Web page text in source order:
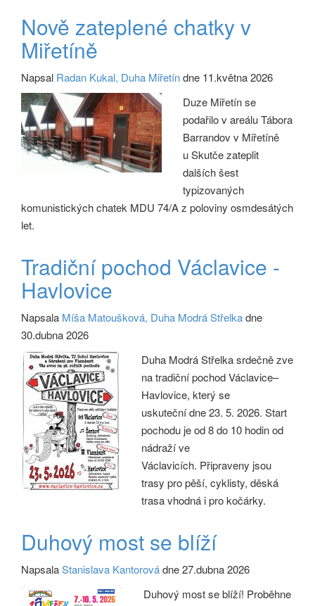
Nově zateplené chatky v
Miřetíně
Napsal Radan Kukal, Duha Miřetíndne 11.května 2026
Duze Miřetín se
podařilo v areálu Tábora
Barrandov v Miřetíně
u Skutče zateplit
dalších šest
typizovaných
komunistických chatek MDU 74/A z poloviny osmdesátých
let.
Tradiční pochod Václavice -
Havlovice
Napsala Míša Matoušková, Duha Modrá Střelkadne
30.dubna 2026
Duha Modrá Střelka srdečně zve
na tradiční pochod Václavice–
Havlovice, který se
uskuteční dne 23. 5. 2026. Start
pochodu je od 8 do 10 hodin od
nádraží ve
Václavicích. Připraveny jsou
trasy pro pěší, cyklisty, děská
trasa vhodná i pro kočárky.
Duhový most se blíží
NapsalaStanislava Kantorovádne 27.dubna 2026
Duhový most se blíží! Proběhne